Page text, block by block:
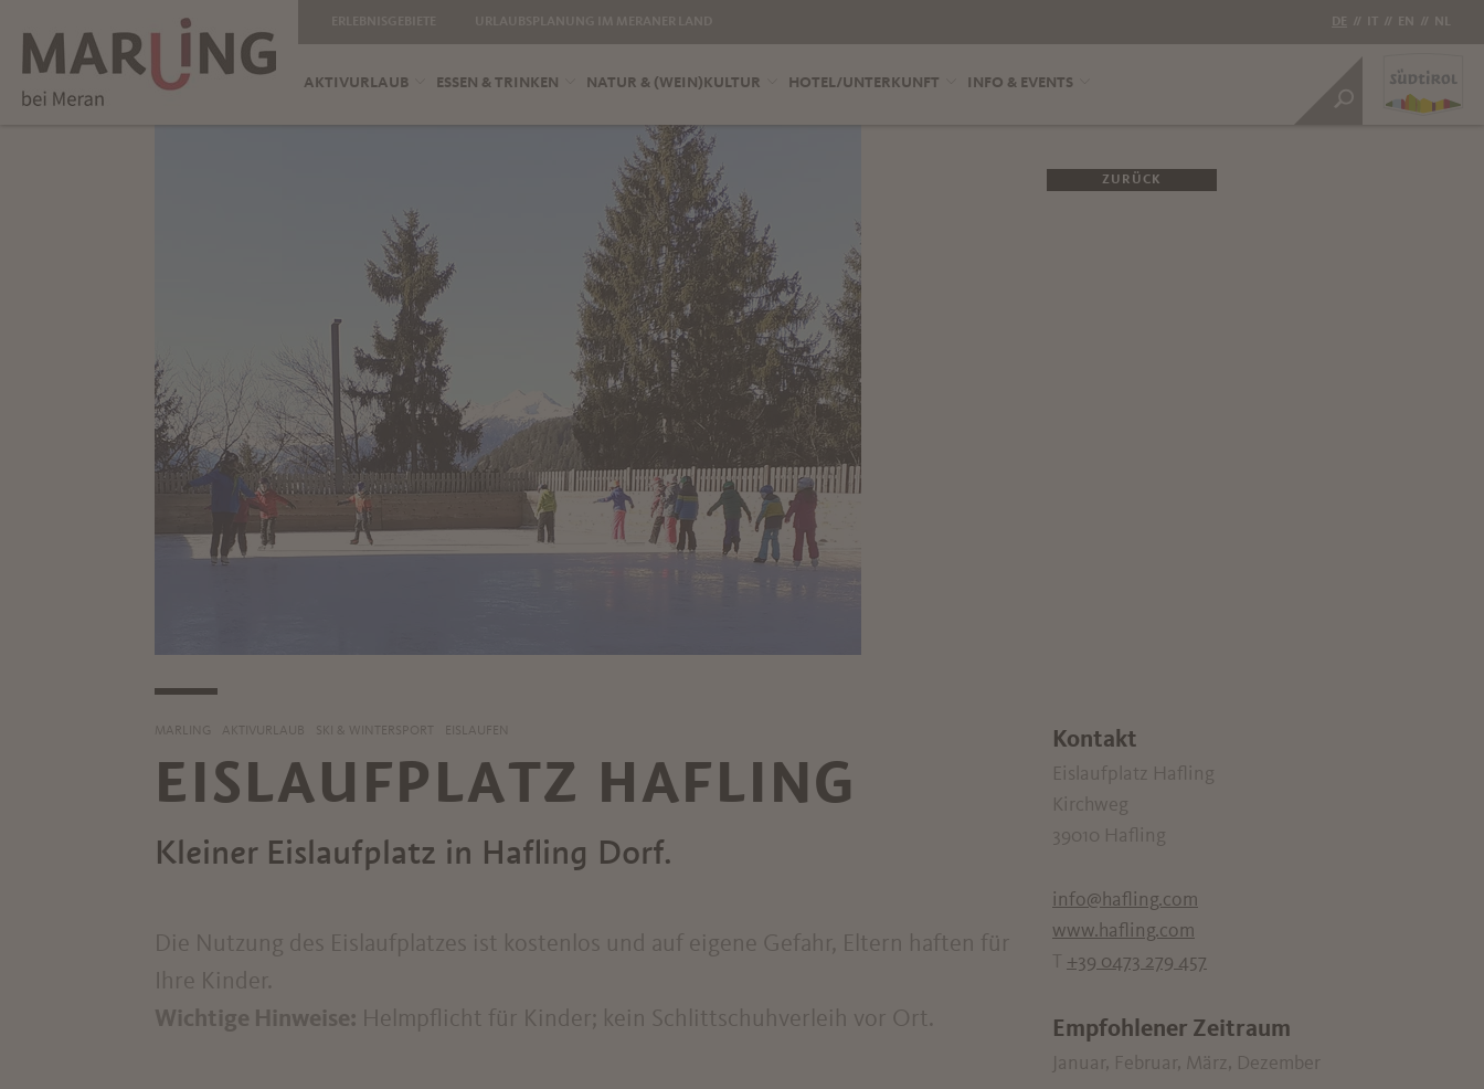
DE // IT // EN // NL
AKTIVURLAUB ESSEN & TRINKEN NATUR & (WEIN)KULTUR HOTEL/UNTERKUNFT INFO & EVENTS
ZURÜCK
MARLING AKTIVURLAUB SKI & WINTERSPORT EISLAUFEN
EISLAUFPLATZ HAFLING
Kleiner Eislaufplatz in Hafling Dorf.
Die Nutzung des Eislaufplatzes ist kostenlos und auf eigene Gefahr, Eltern haften für
Ihre Kinder.
Wichtige Hinweise: Helmpflicht für Kinder; kein Schlittschuhverleih vor Ort.
Kontakt
Eislaufplatz Hafling
Kirchweg
39010 Hafling
info@hafling.com
www.hafling.com
T +39 0473 279 457
Empfohlener Zeitraum
Januar, Februar, März, Dezember